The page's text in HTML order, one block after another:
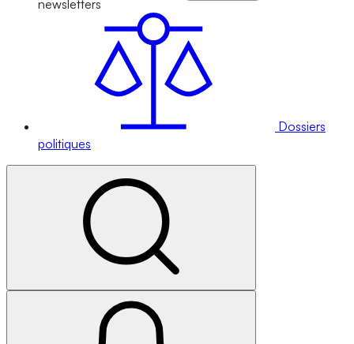
newsletters
Dossiers
politiques